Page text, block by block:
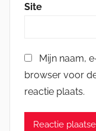
Site
Mijn naam,
browser voor
reactie plaats.